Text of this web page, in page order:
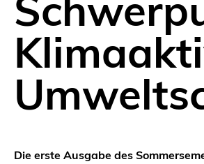
Die erste Ausgabe des